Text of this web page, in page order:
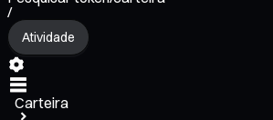
/
Atividade
Carteira